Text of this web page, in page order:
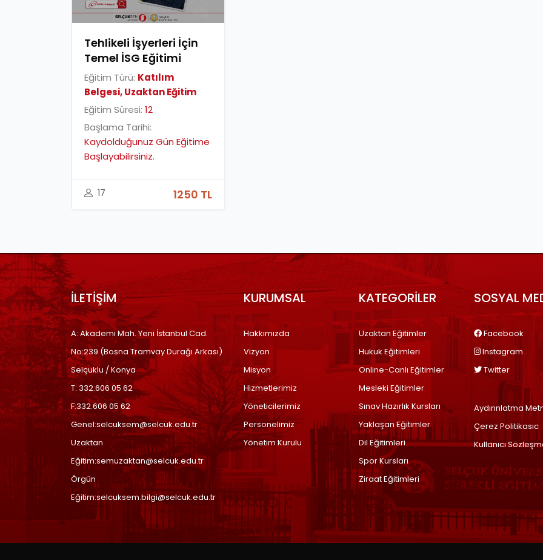
Tehlikeli İşyerleri İçin
Temel İSG Eğitimi
Eğitim Türü: Katılım
Belgesi, Uzaktan Eğitim
Eğitim Süresi: 12
Başlama Tarihi:
Kaydolduğunuz Gün Eğitime
Başlayabilirsiniz.
17 1250 TL
İLETİŞİM
A: Akademi Mah. Yeni İstanbul Cad.
No:239 (Bosna Tramvay Durağı Arkası)
Selçuklu / Konya
T: 332.606 05 62
F:332.606 05 62
Genel:selcuksem@selcuk.edu.tr
Uzaktan
Eğitim:semuzaktan@selcuk.edu.tr
Örgün
Eğitim:selcuksem.bilgi@selcuk.edu.tr
KURUMSAL
Hakkımızda
Vizyon
Misyon
Hizmetlerimiz
Yöneticilerimiz
Personelimiz
Yönetim Kurulu
KATEGORİLER
Uzaktan Eğitimler
Hukuk Eğitimleri
Online-Canlı Eğitimler
Mesleki Eğitimler
Sınav Hazırlık Kursları
Yaklaşan Eğitimler
Dil Eğitimleri
Spor Kursları
Ziraat Eğitimleri
SOSYAL
Facebook
Instagram
Twitter
Aydınnlatma
Çerez Politikasıc
Kullanıcı